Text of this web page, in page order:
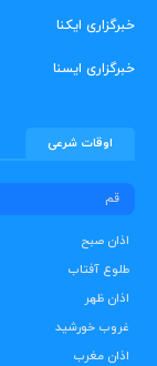
خبرگزاری ایکنا
خبرگزاری ایسنا
اوقات شرعی
اذان صبح
طلوع آفتاب
اذان ظهر
غروب خورشید
اذان مغرب